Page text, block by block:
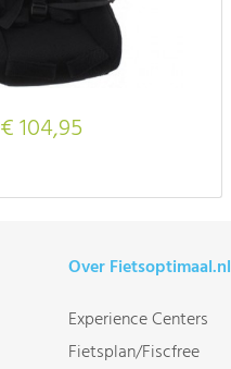
€ 104,95
Over Fietsoptimaal.nl
Experience Centers
Fietsplan/Fiscfree